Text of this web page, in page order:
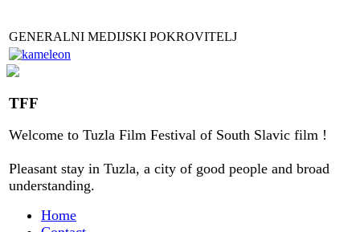
GENERALNI MEDIJSKI POKROVITELJ
TFF
Welcome to Tuzla Film Festival of South Slavic film !
Pleasant stay in Tuzla, a city of good people and broad
understanding.
Home